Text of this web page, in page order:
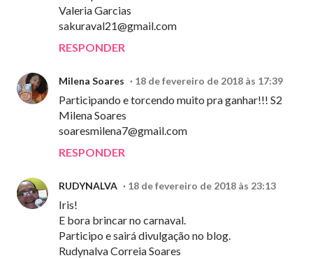
Valeria Garcias
sakuraval21@gmail.com
RESPONDER
Milena Soares 18 de fevereiro de 2018 às 17:39
Participando e torcendo muito pra ganhar!!! S2
Milena Soares
soaresmilena7@gmail.com
RESPONDER
RUDYNALVA 18 de fevereiro de 2018 às 23:13
Iris!
E bora brincar no carnaval.
Participo e sairá divulgação no blog.
Rudynalva Correia Soares